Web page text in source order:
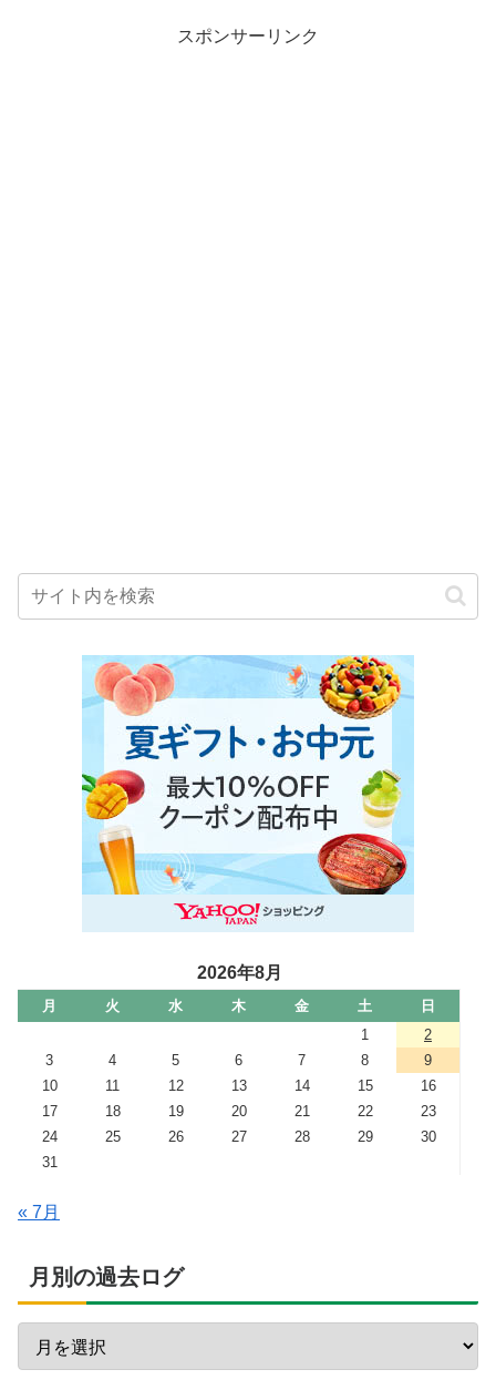
スポンサーリンク
2026年8月
月 火 水 木 金 土
日
1
2
3
4 5 6 7 8
9
10
11 12 13 14 15
16
17
18 19 20 21 22
23
24
25 26 27 28 29
30
31
« 7月
月別の過去ログ